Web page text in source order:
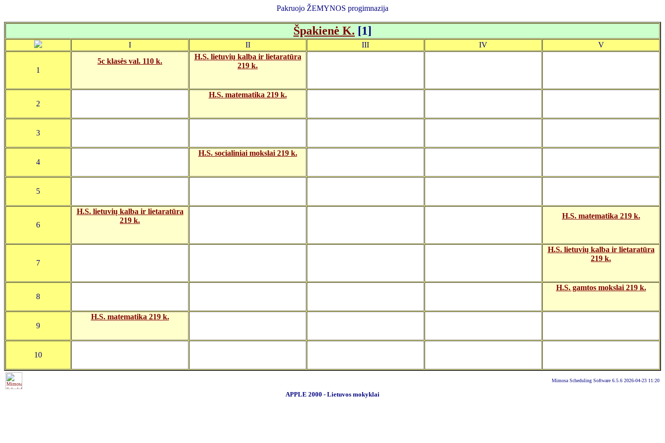
Pakruojo ŽEMYNOS progimnazija
Špakienė K. [1]
I II III IV V
1
5c klasės val. 110 k.
H.S. lietuvių kalba ir lietaratūra
219 k.
2
H.S. matematika 219 k.
3
4
H.S. socialiniai mokslai 219 k.
5
6
H.S. lietuvių kalba ir lietaratūra
219 k.
H.S. matematika 219 k.
7
H.S. lietuvių kalba ir lietaratūra
219 k.
8
H.S. gamtos mokslai 219 k.
9
H.S. matematika 219 k.
10
Mimosa Scheduling Software 6.5.6 2026-04-23 11:20
APPLE 2000 - Lietuvos mokyklai